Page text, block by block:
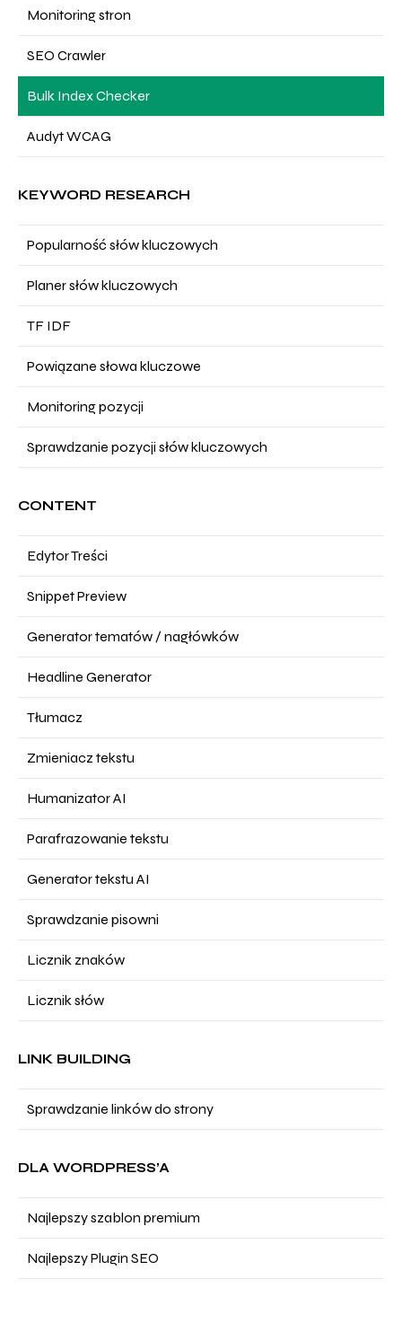
Monitoring stron
SEO Crawler
Bulk Index Checker
Audyt WCAG
KEYWORD RESEARCH
Popularność słów kluczowych
Planer słów kluczowych
TF IDF
Powiązane słowa kluczowe
Monitoring pozycji
Sprawdzanie pozycji słów kluczowych
CONTENT
Edytor Treści
Snippet Preview
Generator tematów / nagłówków
Headline Generator
Tłumacz
Zmieniacz tekstu
Humanizator AI
Parafrazowanie tekstu
Generator tekstu AI
Sprawdzanie pisowni
Licznik znaków
Licznik słów
LINK BUILDING
Sprawdzanie linków do strony
DLA WORDPRESS’A
Najlepszy szablon premium
Najlepszy Plugin SEO